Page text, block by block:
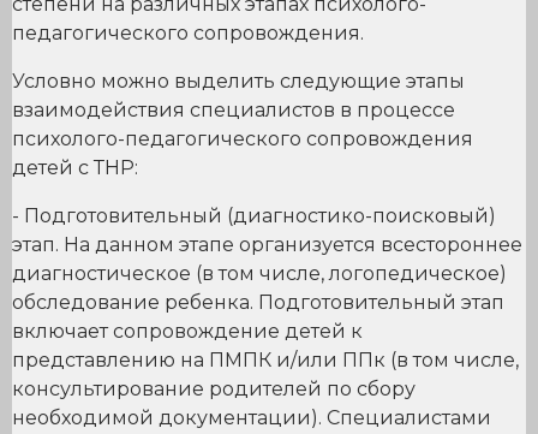
степени на различных этапах психолого-
педагогического сопровождения.
Условно можно выделить следующие этапы
взаимодействия специалистов в процессе
психолого-педагогического сопровождения
детей с ТНР:
- Подготовительный (диагностико-поисковый)
этап. На данном этапе организуется всестороннее
диагностическое (в том числе, логопедическое)
обследование ребенка. Подготовительный этап
включает сопровождение детей к
представлению на ПМПК и/или ППк (в том числе,
консультирование родителей по сбору
необходимой документации). Специалистами